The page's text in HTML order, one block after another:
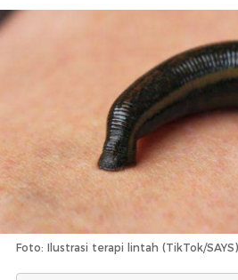
Foto: Ilustrasi terapi lintah (TikTok/SAYS)